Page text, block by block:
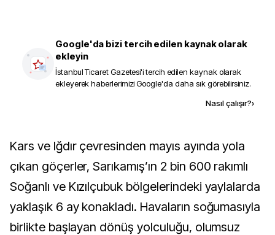
Google'da bizi tercih edilen kaynak olarak
ekleyin
İstanbul Ticaret Gazetesi'i tercih edilen kaynak olarak
ekleyerek haberlerimizi Google'da daha sık görebilirsiniz.
Nasıl çalışır?›
Kars ve Iğdır çevresinden mayıs ayında yola
çıkan göçerler, Sarıkamış’ın 2 bin 600 rakımlı
Soğanlı ve Kızılçubuk bölgelerindeki yaylalarda
yaklaşık 6 ay konakladı. Havaların soğumasıyla
birlikte başlayan dönüş yolculuğu, olumsuz